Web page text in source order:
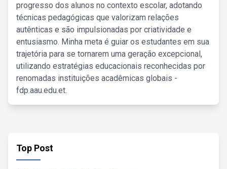
progresso dos alunos no contexto escolar, adotando
técnicas pedagógicas que valorizam relações
autênticas e são impulsionadas por criatividade e
entusiasmo. Minha meta é guiar os estudantes em sua
trajetória para se tornarem uma geração excepcional,
utilizando estratégias educacionais reconhecidas por
renomadas instituições acadêmicas globais -
fdp.aau.edu.et.
Top Post